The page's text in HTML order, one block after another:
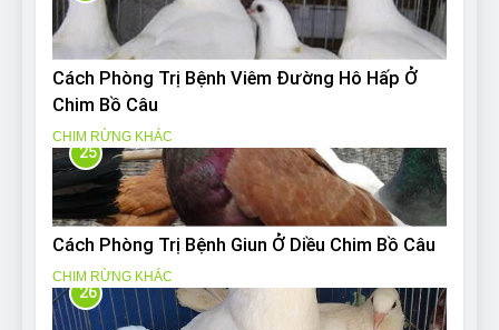
Cách Phòng Trị Bệnh Viêm Đường Hô Hấp Ở
Chim Bồ Câu
CHIM RỪNG KHÁC
25
Cách Phòng Trị Bệnh Giun Ở Diều Chim Bồ Câu
CHIM RỪNG KHÁC
26